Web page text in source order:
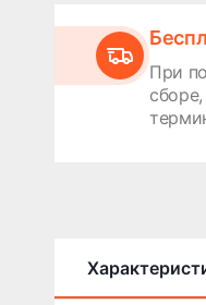
При